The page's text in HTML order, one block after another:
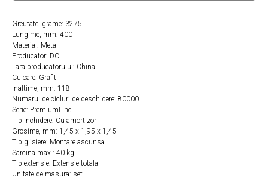
Greutate, grame: 3275
Lungime, mm: 400
Material: Metal
Producator: DC
Tara producatorului: China
Culoare: Grafit
Inaltime, mm: 118
Numarul de cicluri de deschidere: 80000
Serie: PremiumLine
Tip inchidere: Cu amortizor
Grosime, mm: 1,45 х 1,95 х 1,45
Tip glisiere: Montare ascunsa
Sarcina max.: 40 kg
Tip extensie: Extensie totala